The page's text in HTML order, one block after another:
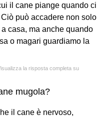
il cane piange quando ci
può accadere non solo
casa, ma anche quando
o magari guardiamo la
la risposta completa su
mugola?
il cane è nervoso,